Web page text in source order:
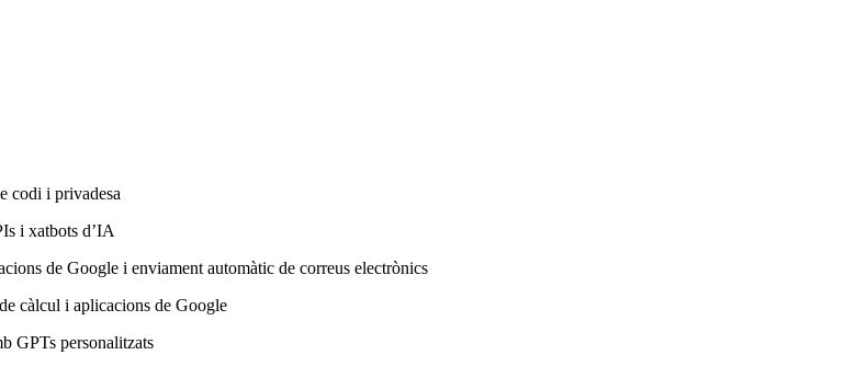
codi i privadesa
i xatbots d’IA
de Google i enviament automàtic de correus electrònics
càlcul i aplicacions de Google
GPTs personalitzats